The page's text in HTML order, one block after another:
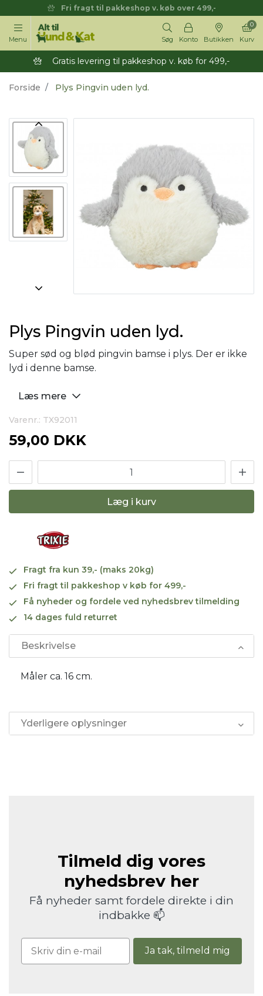
Fri fragt til pakkeshop v. køb over 499,-
Menu Søg Konto Butikken Kurv
0
Gratis levering til pakkeshop v. køb for 499,-
Forside Plys Pingvin uden lyd.
Plys Pingvin uden lyd.
Super sød og blød pingvin bamse i plys. Der er ikke
lyd i denne bamse.
Læs mere
Varenr.: TX92011
59,00 DKK
Læg i kurv
Fragt fra kun 39,- (maks 20kg)
Fri fragt til pakkeshop v køb for 499,-
Få nyheder og fordele ved nyhedsbrev tilmelding
14 dages fuld returret
Beskrivelse
Måler ca. 16 cm.
Yderligere oplysninger
Tilmeld dig vores
nyhedsbrev her
Få nyheder samt fordele direkte i din
indbakke 📫
Ja tak, tilmeld mig